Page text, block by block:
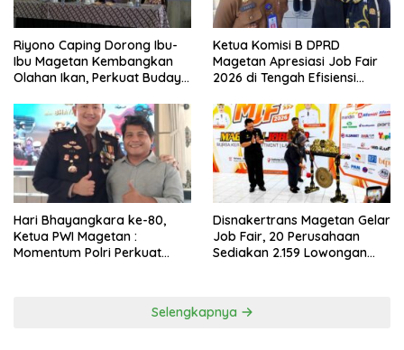
Riyono Caping Dorong Ibu-
Ibu Magetan Kembangkan
Olahan Ikan, Perkuat Budaya
Ketua Komisi B DPRD
Magetan Apresiasi Job Fair
2026 di Tengah Efisiensi
Hari Bhayangkara ke-80,
Ketua PWI Magetan :
Momentum Polri Perkuat
Disnakertrans Magetan Gelar
Job Fair, 20 Perusahaan
Sediakan 2.159 Lowongan
Selengkapnya